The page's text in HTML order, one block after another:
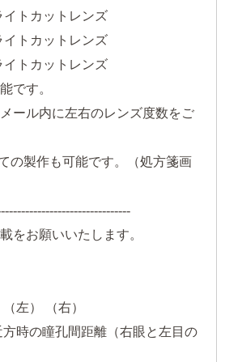
トカットレンズ
トカットレンズ
トカットレンズ
です。
ール内に左右のレンズ度数をご
の製作も可能です。（処方箋画
をお願いいたします。
左） （右）
時の瞳孔間距離（右眼と左目の